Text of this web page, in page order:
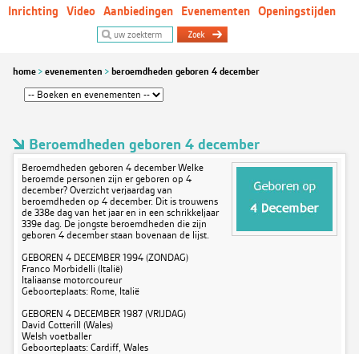
Inrichting Video Aanbiedingen Evenementen Openingstijden
home evenementen beroemdheden geboren 4 december
Beroemdheden geboren 4 december
Beroemdheden geboren 4 december Welke
beroemde personen zijn er geboren op 4
december? Overzicht verjaardag van
beroemdheden op 4 december. Dit is trouwens
de 338e dag van het jaar en in een schrikkeljaar
339e dag. De jongste beroemdheden die zijn
geboren 4 december staan bovenaan de lijst.
GEBOREN 4 DECEMBER 1994 (ZONDAG)
Franco Morbidelli (Italië)
Italiaanse motorcoureur
Geboorteplaats: Rome, Italië
GEBOREN 4 DECEMBER 1987 (VRIJDAG)
David Cotterill (Wales)
Welsh voetballer
Geboorteplaats: Cardiff, Wales